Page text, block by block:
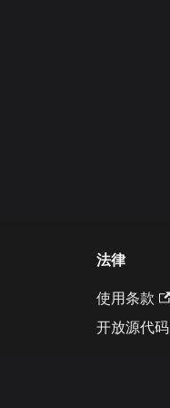
法律
使用条款
开放源代码